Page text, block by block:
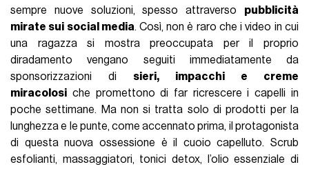
sempre nuove soluzioni, spesso attraverso pubblicità
mirate sui social media. Così, non è raro che i video in cui
una ragazza si mostra preoccupata per il proprio
diradamento vengano seguiti immediatamente da
sponsorizzazioni di sieri, impacchi e creme
miracolosi che promettono di far ricrescere i capelli in
poche settimane. Ma non si tratta solo di prodotti per la
lunghezza e le punte, come accennato prima, il protagonista
di questa nuova ossessione è il cuoio capelluto. Scrub
esfolianti, massaggiatori, tonici detox, l’olio essenziale di